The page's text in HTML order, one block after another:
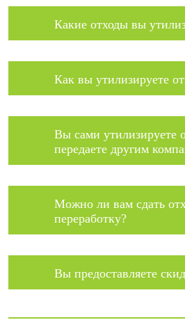
Какие отходы вы
Как вы утилизируете
Вы сами утилизируете
передаете другим
Можно ли вам сдать
переработку?
Вы предоставляете